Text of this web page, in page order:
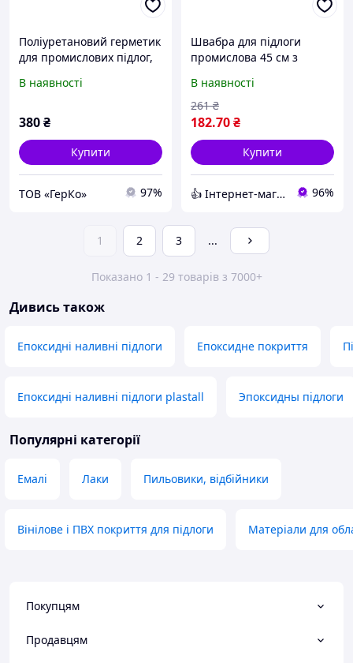
Поліуретановий герметик
для промислових підлог,
В наявності
380₴
Купити
ТОВ «ГерКо» 97%
Швабра для підлоги
промислова 45 см з
Zambak Plastik,
Туреччина
В наявності
182.70₴
261 ₴
Купити
👍 Iнтернет-магазин "DOMIA" 🎁 🧺 🏡 96%
1 2 3 ...
Показано 1 - 29 товарів з 7000+
Дивись також
Епоксидні наливні підлоги Епоксидне покриття
Епоксидні наливні підлоги plastall Эпоксидны підлоги
Популярні категорії
Емалі Лаки Пильовики, відбійники
Вінілове і ПВХ покриття для підлоги Матеріали для
Покупцям
Продавцям